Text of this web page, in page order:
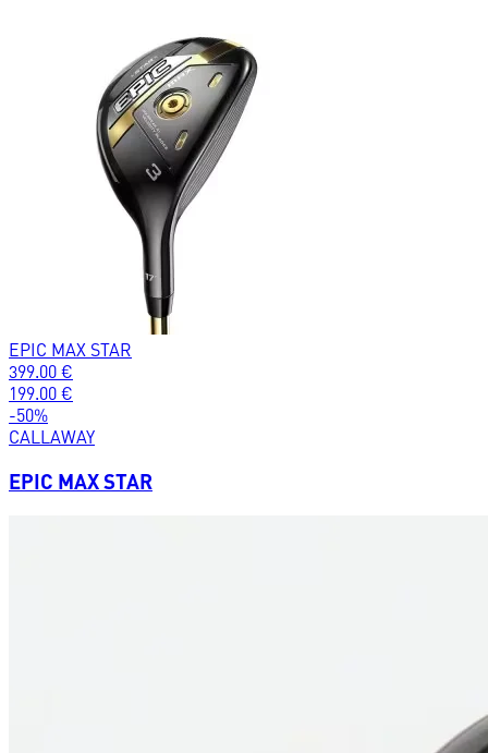
EPIC MAX STAR
399.00 €
199.00 €
-50%
CALLAWAY
EPIC MAX STAR